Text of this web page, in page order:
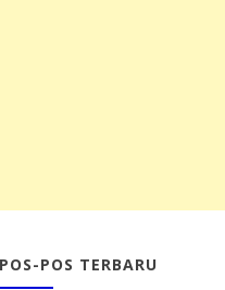
POS-POS TERBARU